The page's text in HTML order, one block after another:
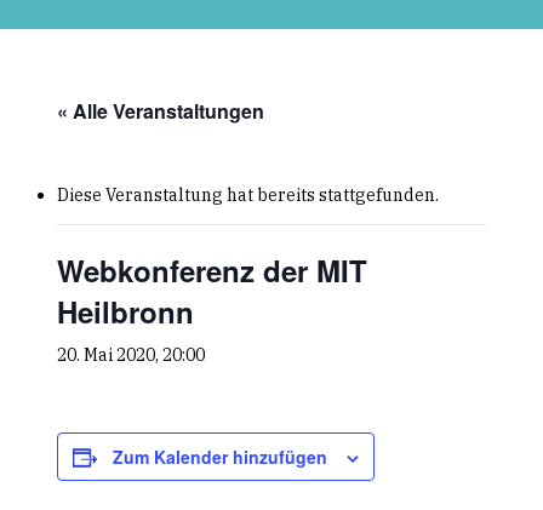
« Alle Veranstaltungen
Diese Veranstaltung hat bereits stattgefunden.
Webkonferenz der MIT
Heilbronn
20. Mai 2020, 20:00
Zum Kalender hinzufügen